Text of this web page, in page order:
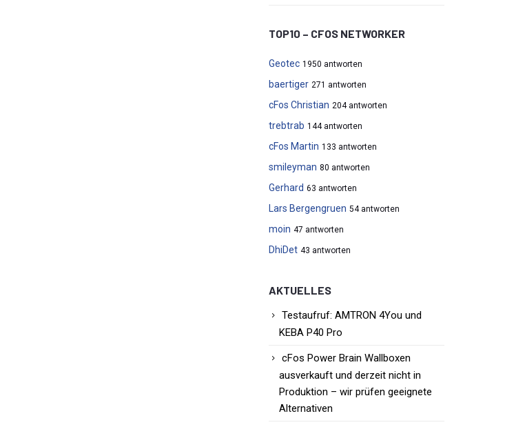
TOP10 – CFOS NETWORKER
Geotec 1950 antworten
baertiger 271 antworten
cFos Christian 204 antworten
trebtrab 144 antworten
cFos Martin 133 antworten
smileyman 80 antworten
Gerhard 63 antworten
Lars Bergengruen 54 antworten
moin 47 antworten
DhiDet 43 antworten
AKTUELLES
Testaufruf: AMTRON 4You und
KEBA P40 Pro
cFos Power Brain Wallboxen
ausverkauft und derzeit nicht in
Produktion – wir prüfen geeignete
Alternativen